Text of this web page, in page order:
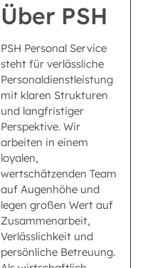
Über PSH
PSH Personal Service
steht für verlässliche
Personaldienstleistung
mit klaren Strukturen
und langfristiger
Perspektive. Wir
arbeiten in einem
loyalen,
wertschätzenden Team
auf Augenhöhe und
legen großen Wert auf
Zusammenarbeit,
Verlässlichkeit und
persönliche Betreuung.